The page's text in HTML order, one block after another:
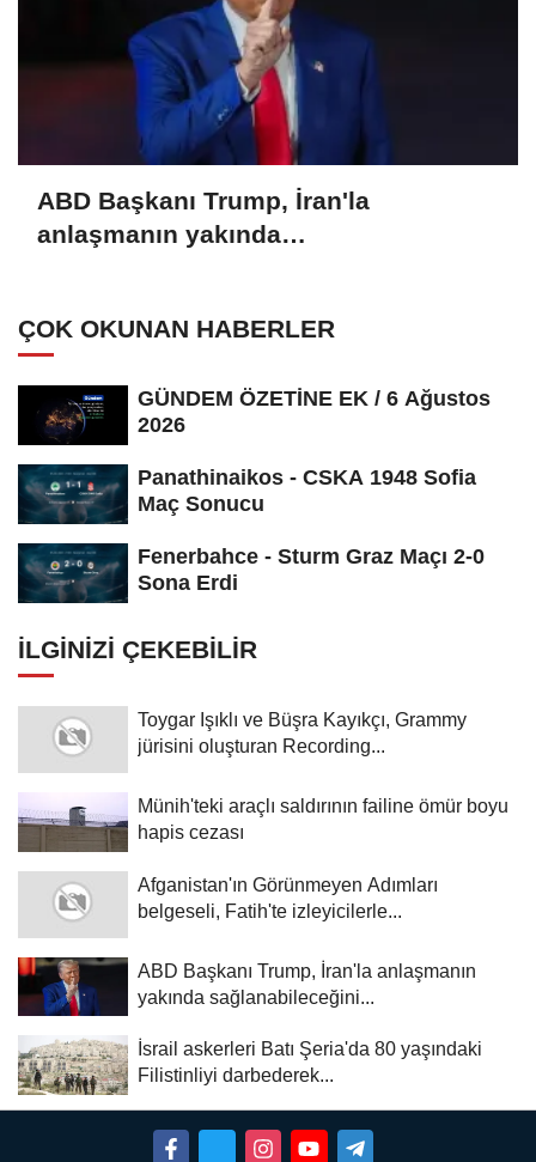
ABD Başkanı Trump, İran'la
anlaşmanın yakında
ÇOK OKUNAN HABERLER
GÜNDEM ÖZETİNE EK / 6 Ağustos
2026
Panathinaikos - CSKA 1948 Sofia
Maç Sonucu
Fenerbahce - Sturm Graz Maçı 2-0
Sona Erdi
İLGINIZI ÇEKEBILIR
Toygar Işıklı ve Büşra Kayıkçı, Grammy
jürisini oluşturan Recording...
Münih'teki araçlı saldırının failine ömür boyu
hapis cezası
Afganistan'ın Görünmeyen Adımları
belgeseli, Fatih'te izleyicilerle...
ABD Başkanı Trump, İran'la anlaşmanın
yakında sağlanabileceğini...
İsrail askerleri Batı Şeria'da 80 yaşındaki
Filistinliyi darbederek...